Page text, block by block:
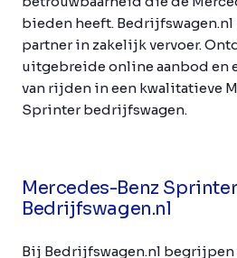
bieden heeft.
partner in zakelijk vervoer.
uitgebreide online aanbod en
van rijden in een kwalitatieve
Sprinter bedrijfswagen.
Mercedes-Benz
Bedrijfswagen.nl
Bij Bedrijfswagen.nl begrijpen